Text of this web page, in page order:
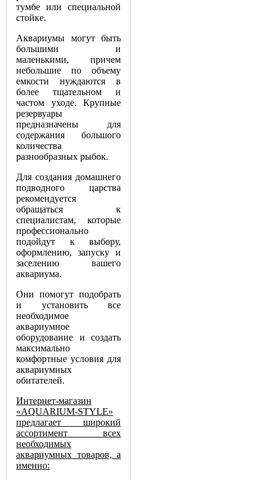
тумбе или специальной
стойке.
Аквариумы могут быть
большими и
маленькими, причем
небольшие по объему
емкости нуждаются в
более тщательном и
частом уходе. Крупные
резервуары
предназначены для
содержания большого
количества
разнообразных рыбок.
Для создания домашнего
подводного царства
рекомендуется
обращаться к
специалистам, которые
профессионально
подойдут к выбору,
оформлению, запуску и
заселению вашего
аквариума.
Они помогут подобрать
и установить все
необходимое
аквариумное
оборудование и создать
максимально
комфортные условия для
аквариумных
обитателей.
Интернет-магазин
«AQUARIUM-STYLE»
предлагает широкий
ассортимент всех
необходимых
аквариумных товаров, а
именно: